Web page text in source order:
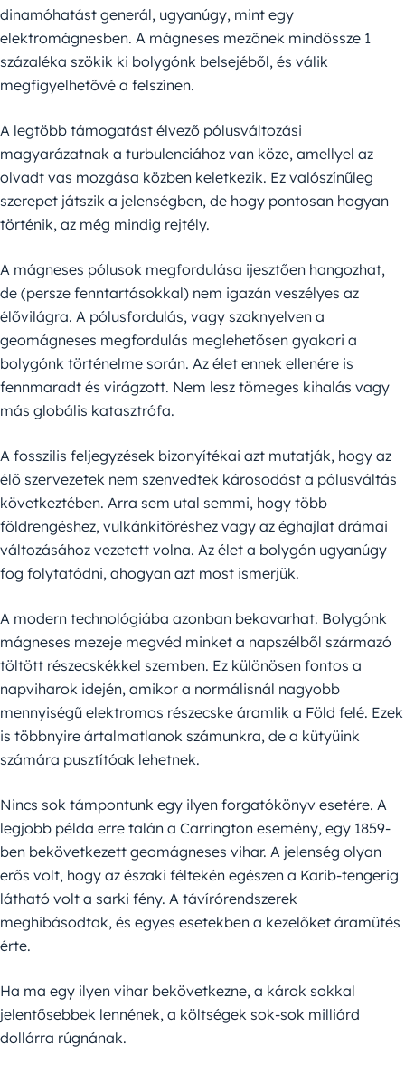
dinamóhatást generál, ugyanúgy, mint egy
elektromágnesben. A mágneses mezőnek mindössze 1
százaléka szökik ki bolygónk belsejéből, és válik
megfigyelhetővé a felszínen.
A legtöbb támogatást élvező pólusváltozási
magyarázatnak a turbulenciához van köze, amellyel az
olvadt vas mozgása közben keletkezik. Ez valószínűleg
szerepet játszik a jelenségben, de hogy pontosan hogyan
történik, az még mindig rejtély.
A mágneses pólusok megfordulása ijesztően hangozhat,
de (persze fenntartásokkal) nem igazán veszélyes az
élővilágra. A pólusfordulás, vagy szaknyelven a
geomágneses megfordulás meglehetősen gyakori a
bolygónk történelme során. Az élet ennek ellenére is
fennmaradt és virágzott. Nem lesz tömeges kihalás vagy
más globális katasztrófa.
A fosszilis feljegyzések bizonyítékai azt mutatják, hogy az
élő szervezetek nem szenvedtek károsodást a pólusváltás
következtében. Arra sem utal semmi, hogy több
földrengéshez, vulkánkitöréshez vagy az éghajlat drámai
változásához vezetett volna. Az élet a bolygón ugyanúgy
fog folytatódni, ahogyan azt most ismerjük.
A modern technológiába azonban bekavarhat. Bolygónk
mágneses mezeje megvéd minket a napszélből származó
töltött részecskékkel szemben. Ez különösen fontos a
napviharok idején, amikor a normálisnál nagyobb
mennyiségű elektromos részecske áramlik a Föld felé. Ezek
is többnyire ártalmatlanok számunkra, de a kütyüink
számára pusztítóak lehetnek.
Nincs sok támpontunk egy ilyen forgatókönyv esetére. A
legjobb példa erre talán a Carrington esemény, egy 1859-
ben bekövetkezett geomágneses vihar. A jelenség olyan
erős volt, hogy az északi féltekén egészen a Karib-tengerig
látható volt a sarki fény. A távírórendszerek
meghibásodtak, és egyes esetekben a kezelőket áramütés
érte.
Ha ma egy ilyen vihar bekövetkezne, a károk sokkal
jelentősebbek lennének, a költségek sok-sok milliárd
dollárra rúgnának.